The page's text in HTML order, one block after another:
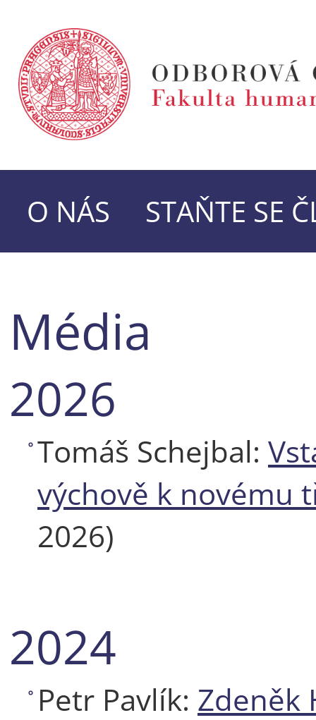
O NÁS STAŇTE SE
Média
2026
Tomáš Schejbal:
výchově k novému
2026)
2024
Petr Pavlík: Zdeněk